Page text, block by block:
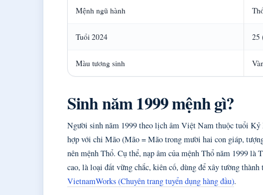
Mệnh ngũ hành
Tuổi 2024 25
Màu tương sinh
Sinh năm 1999 mệnh gì?
Người sinh năm 1999 theo lịch âm Việt Nam thuộc tuổi
hợp với chi Mão (Mão = Mão trong mười hai con giáp,
nên mệnh Thổ. Cụ thể, nạp âm của mệnh Thổ năm 1999
cao, là loại đất vững chắc, kiên cố, dùng để xây tường thành
VietnamWorks (Chuyên trang tuyển dụng hàng đầu).